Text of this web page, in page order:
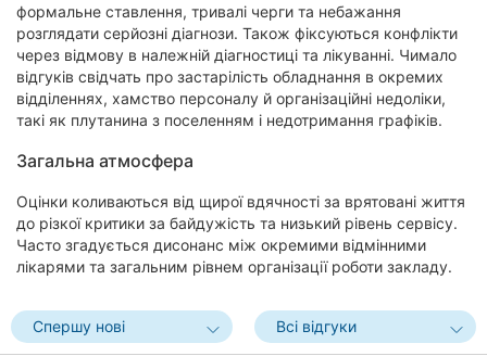
формальне ставлення, тривалі черги та небажання
розглядати серйозні діагнози. Також фіксуються конфлікти
через відмову в належній діагностиці та лікуванні. Чимало
відгуків свідчать про застарілість обладнання в окремих
відділеннях, хамство персоналу й організаційні недоліки,
такі як плутанина з поселенням і недотримання графіків.
Загальна атмосфера
Оцінки коливаються від щирої вдячності за врятовані життя
до різкої критики за байдужість та низький рівень сервісу.
Часто згадується дисонанс між окремими відмінними
лікарями та загальним рівнем організації роботи закладу.
Спершу нові Всі відгуки